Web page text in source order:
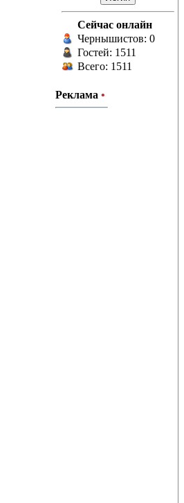
Сейчас онлайн
Чернышистов: 0
Гостей: 1511
Всего: 1511
Реклама •